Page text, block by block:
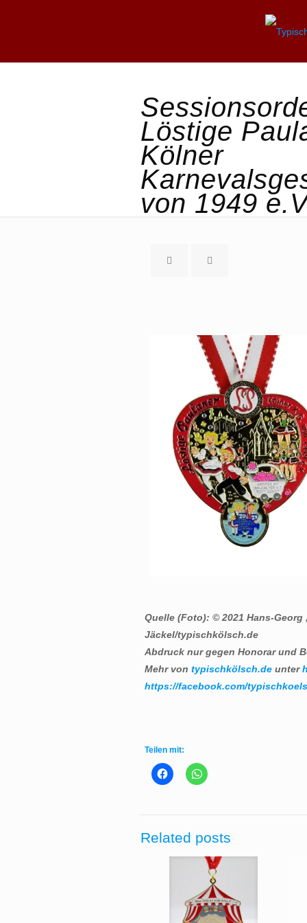
Löstige
Kölner
von 1949
Quelle (Foto): © 2021 Hans-Georg
Jäckel/typischkölsch.de
Abdruck nur gegen Honorar und
Mehr von typischkölsch.deunter
https://facebook.com/
Teilen mit:
Related posts